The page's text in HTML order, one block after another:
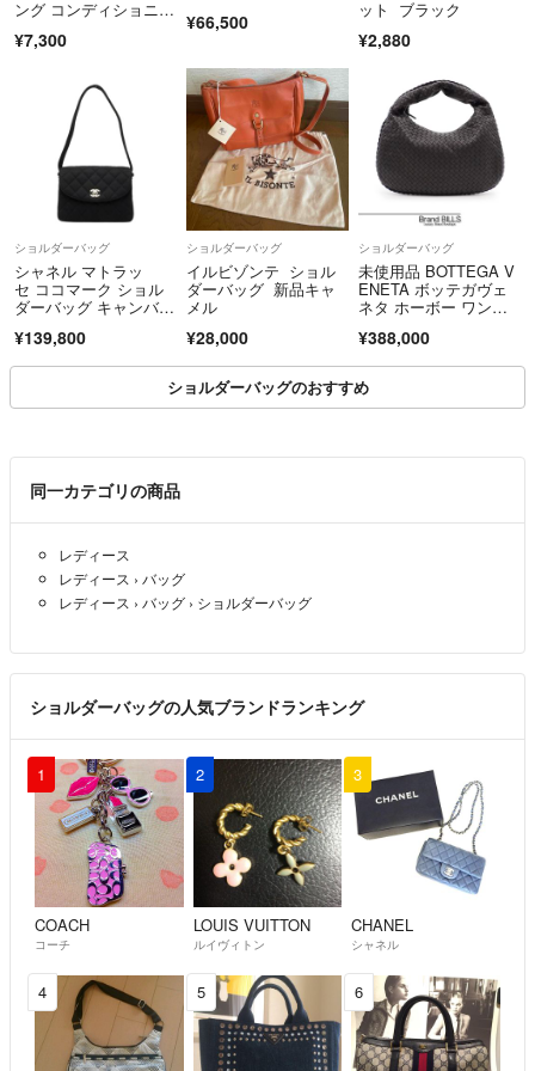
ング コンディショニン
¥7,300
¥66,500
ット ブラック
¥2,880
ショルダーバッグ
シャネル マトラッ
セ ココマーク ショル
ダーバッグ キャンバ
L 【228-85517】
¥139,800
ショルダーバッグ
イルビゾンテ ショル
ダーバッグ 新品キャ
メル
¥28,000
ショルダーバッグ
未使用品 BOTTEGA V
ENETA ボッテガヴェ
ネタ ホーボー ワンシ
3 レザー ブラック レ
¥388,000
ショルダーバッグのおすすめ
同一カテゴリの商品
レディース
レディース › バッグ
レディース › バッグ › ショルダーバッグ
ショルダーバッグの人気ブランドランキング
1
COACH
コーチ
2
LOUIS VUITTON
ルイヴィトン
3
CHANEL
シャネル
4 5 6